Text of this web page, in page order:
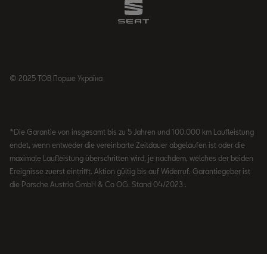
© 2025 ТОВ Порше Україна
*Die Garantie von insgesamt bis zu 5 Jahren und 100.000 km Laufleistung
endet, wenn entweder die vereinbarte Zeitdauer abgelaufen ist oder die
maximale Laufleistung überschritten wird, je nachdem, welches der beiden
Ereignisse zuerst eintrifft. Aktion gültig bis auf Widerruf. Garantiegeber ist
die Porsche Austria GmbH & Co OG. Stand 04/2023 .